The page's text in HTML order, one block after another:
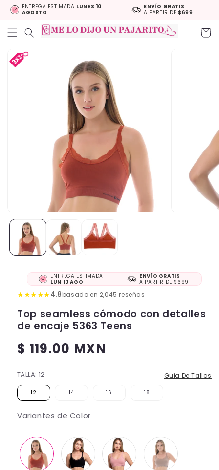
directamente
al contenido
ENTREGA ESTIMADA LUNES 10
AGOSTO
ENVÍO GRATIS
A PARTIR DE$699
Carrito
directamente
a la
información
ENTREGA ESTIMADA
LUN 10 AGO
ENVÍO GRATIS
A PARTIR DE $699
★★★★★4.8basado en 2,045 reseñas
Top seamless cómodo con detalles
de encaje 5363 Teens
Precio
$ 119.00 MXN
TALLA: 12 Guia De Tallas
12 14 16 18
Variantes de Color